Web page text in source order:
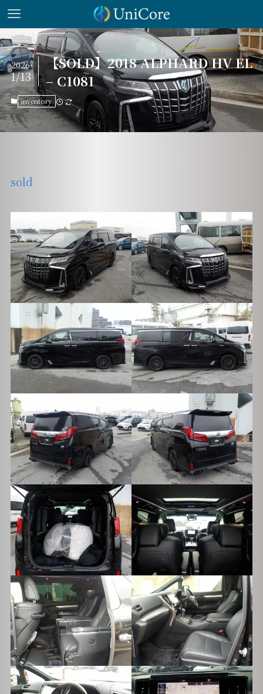
【SOLD】2018 ALPHARD HV EL
– C1081
2026
1/13
inventory
sold